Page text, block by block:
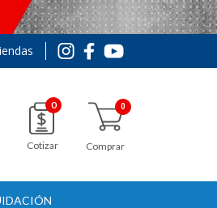
0
Cotizar Comprar